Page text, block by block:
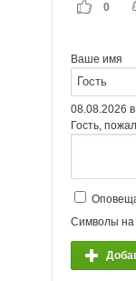
0
Ваше имя
08.08.2026
Гость,
Символы на